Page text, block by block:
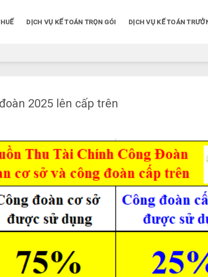
DỊCH VỤ KẾ TOÁN TRỌN GÓI DỊCH VỤ KẾ TOÁN
2025 lên cấp trên